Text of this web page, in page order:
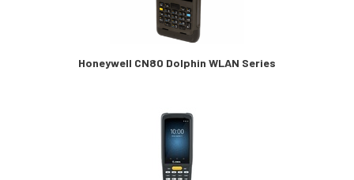
Honeywell CN80 Dolphin WLAN Series